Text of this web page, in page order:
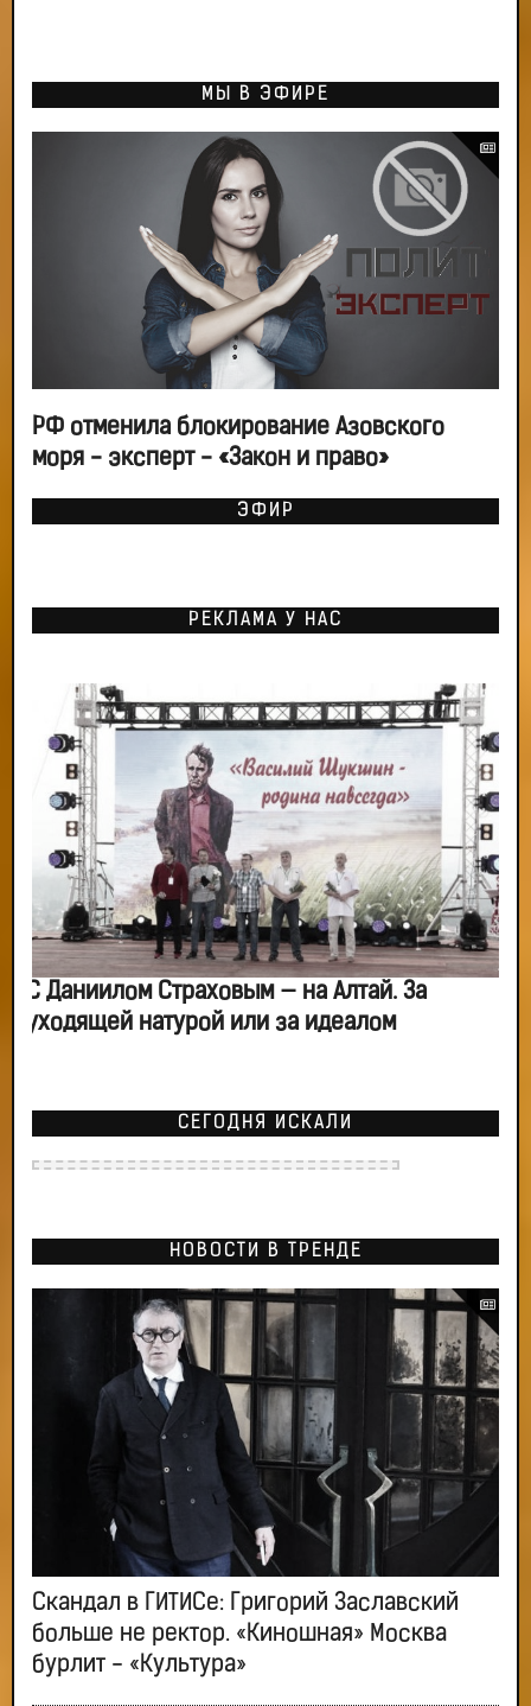
МЫ В ЭФИРЕ
РФ отменила блокирование Азовского
моря - эксперт - «Закон и право»
ЭФИР
РЕКЛАМА У НАС
С Даниилом Страховым — на Алтай. За
уходящей натурой или за идеалом
СЕГОДНЯ ИСКАЛИ
НОВОСТИ В ТРЕНДЕ
Скандал в ГИТИСе: Григорий Заславский
больше не ректор. «Киношная» Москва
бурлит - «Культура»